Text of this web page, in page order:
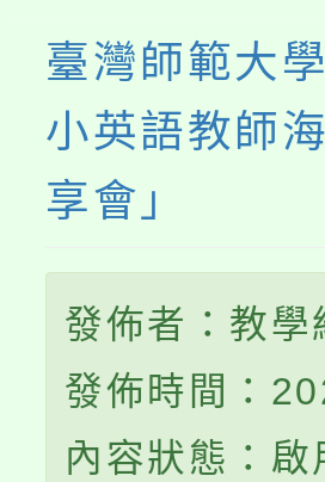
臺灣師範大
小英語教師
享會」
發佈者：教學
發佈時間：
內容狀態：啟